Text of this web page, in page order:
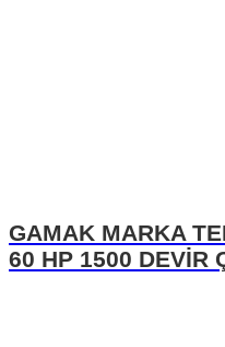
GAMAK MARKA
60 HP 1500 DEVİR